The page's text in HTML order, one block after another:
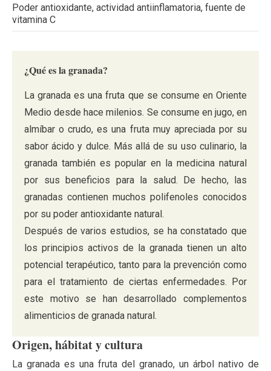
Poder antioxidante, actividad antiinflamatoria, fuente de
vitamina C
¿Qué es la granada?
La granada es una fruta que se consume en Oriente
Medio desde hace milenios. Se consume en jugo, en
almíbar o crudo, es una fruta muy apreciada por su
sabor ácido y dulce. Más allá de su uso culinario, la
granada también es popular en la medicina natural
por sus beneficios para la salud. De hecho, las
granadas contienen muchos polifenoles conocidos
por su poder antioxidante natural.
Después de varios estudios, se ha constatado que
los principios activos de la granada tienen un alto
potencial terapéutico, tanto para la prevención como
para el tratamiento de ciertas enfermedades. Por
este motivo se han desarrollado complementos
alimenticios de granada natural.
Origen, hábitat y cultura
La granada es una fruta del granado, un árbol nativo de